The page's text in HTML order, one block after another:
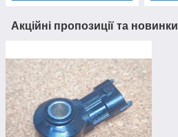
Акційні пропозиції та новинки